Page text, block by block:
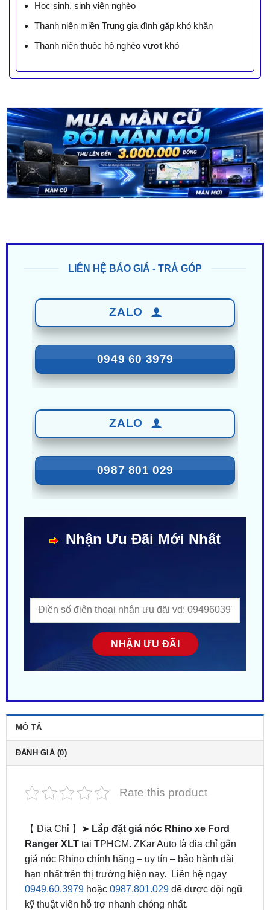
Học sinh, sinh viên nghèo
Thanh niên miền Trung gia đình gặp khó khăn
Thanh niên thuộc hộ nghèo vượt khó
0949 60 3979
0987 801 029
ĐÁNH GIÁ (0)
【 Địa Chỉ 】➤
Lắp đặt giá nóc Rhino xe Ford
giá nóc Rhino chính hãng – uy tín – bảo hành dài
hạn nhất trên thị trường hiện nay. Liên hệ ngay
0949.60.3979hoặc0987.801.029 để được đội ngũ
kỹ thuật viên hỗ trợ nhanh chóng nhất.
Lắp giá nóc Rhino là lựa chọn tăng tiện ích và thẩm